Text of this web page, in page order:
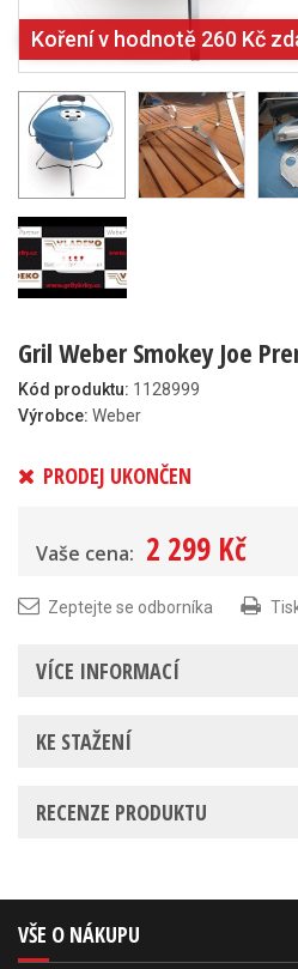
Koření v hodnotě 260 Kč
Gril Weber Smokey Joe
Kód produktu: 1128999
Výrobce: Weber
PRODEJ UKONČEN
Vaše cena: 2 299 Kč
Zeptejte se odborníka
VÍCE INFORMACÍ
KE STAŽENÍ
RECENZE PRODUKTU
VŠE O NÁKUPU